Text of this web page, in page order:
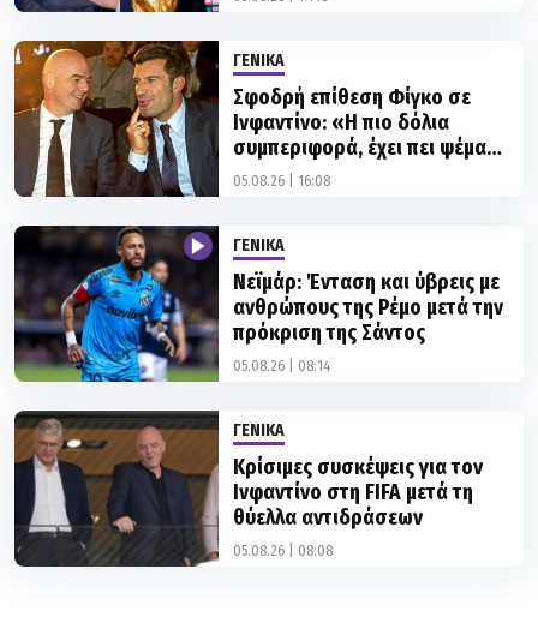
Ινφαντίνο: «Η πιο δόλια
συμπεριφορά, έχει πει ψέματα
και έχει εξαπατήσει - Να
αποχωρήσει»!
05.08.26 | 16:08
ανθρώπους της Ρέμο μετά την
πρόκριση της Σάντος
05.08.26 | 08:14
Ινφαντίνο στη FIFA μετά τη
θύελλα αντιδράσεων
05.08.26 | 08:08